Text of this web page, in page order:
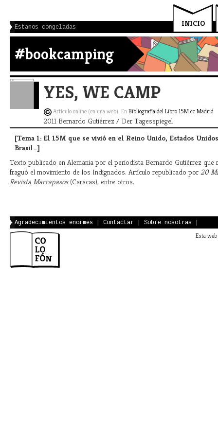
INICIO
Estamos congeladas
#bookcamping
YES, WE CAMP
Artículo online (en una web). EnBibliografía del Libro 15M.cc Madrid
2011 Bernardo Gutiérrez / Der Tagesspiegel
[Tema 1: El 15M que se vivió en el Reino Unido, Estados
Brasil...]
Texto publicado en Alemania por el periodista Bernardo Gutiérrez que
fraguó el movimiento de los Indignados. Artículo republicado por 20
Revista Marcapasos(Caracas), entre otros.
Agradecimientos enormes Contactar Sobre nosotras
Esta